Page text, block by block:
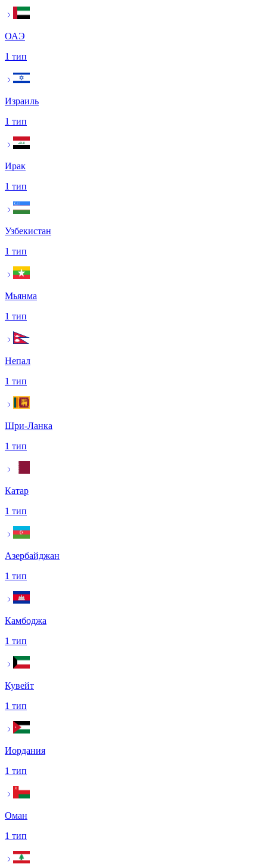
ОАЭ
1 тип
Израиль
1 тип
Ирак
1 тип
Узбекистан
1 тип
Мьянма
1 тип
Непал
1 тип
Шри-Ланка
1 тип
Катар
1 тип
Азербайджан
1 тип
Камбоджа
1 тип
Кувейт
1 тип
Иордания
1 тип
Оман
1 тип